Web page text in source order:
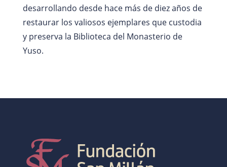
desarrollando desde hace más de diez años de
restaurar los valiosos ejemplares que custodia
y preserva la Biblioteca del Monasterio de
Yuso.